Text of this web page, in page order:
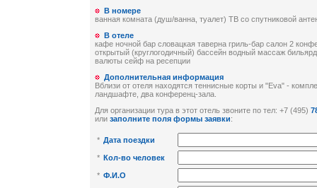
В номере
ванная комната (душ/ванна, туалет) ТВ со спутниковой
В отеле
кафе ночной бар словацкая таверна гриль-бар салон 2
открытый (круглогодичный) бассейн водный массаж
валюты сейф на ресепции
Дополнительная информация
Вблизи от отеля находятся теннисные корты и "Eva" -
ландшафте, два конференц-зала.
Для организации тура в этот отель звоните по тел: +7 (495)
или заполните поля формы заявки:
* Дата поездки
* Кол-во человек
* Ф.И.О